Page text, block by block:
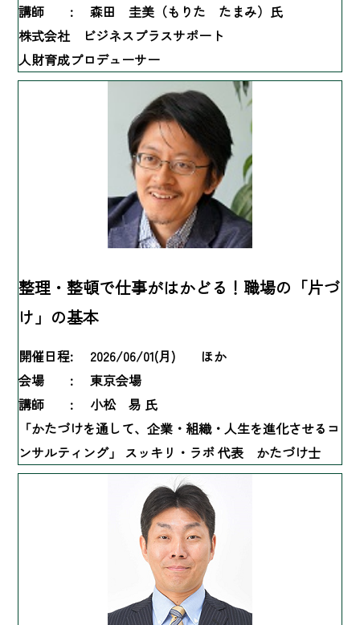
講師 :
森田 圭美（もりた たまみ）氏
株式会社 ビジネスプラスサポート
人財育成プロデューサー
整理・整頓で仕事がはかどる！職場の「片づ
け」の基本
開催日程:
2026/06/01(月) ほか
会場 :
東京会場
講師 :
小松 易 氏
「かたづけを通して、企業・組織・人生を進化させるコ
ンサルティング」 スッキリ・ラボ 代表 かたづけ士